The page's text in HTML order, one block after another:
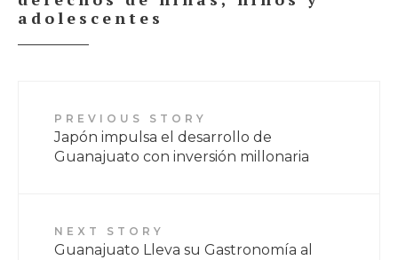
adolescentes
PREVIOUS STORY
Japón impulsa el desarrollo de
Guanajuato con inversión millonaria
NEXT STORY
Guanajuato Lleva su Gastronomía al